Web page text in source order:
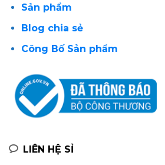
Sản phẩm
Blog chia sẻ
Công Bố Sản phẩm
LIÊN HỆ SỈ